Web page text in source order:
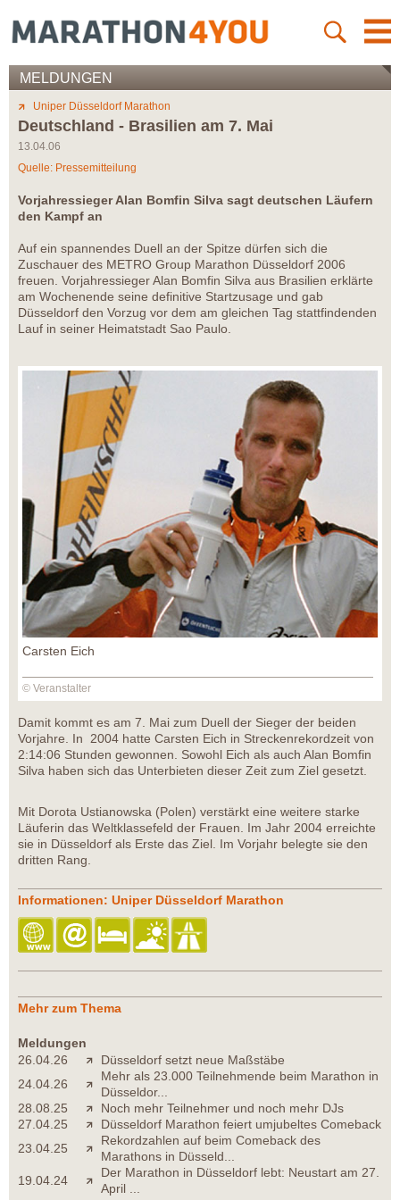
MELDUNGEN
Uniper Düsseldorf Marathon
Deutschland - Brasilien am 7. Mai
13.04.06
Quelle: Pressemitteilung
Vorjahressieger Alan Bomfin Silva sagt deutschen Läufern
den Kampf an
Auf ein spannendes Duell an der Spitze dürfen sich die
Zuschauer des METRO Group Marathon Düsseldorf 2006
freuen. Vorjahressieger Alan Bomfin Silva aus Brasilien erklärte
am Wochenende seine definitive Startzusage und gab
Düsseldorf den Vorzug vor dem am gleichen Tag stattfindenden
Lauf in seiner Heimatstadt Sao Paulo.
Carsten Eich
© Veranstalter
Damit kommt es am 7. Mai zum Duell der Sieger der beiden
Vorjahre. In 2004 hatte Carsten Eich in Streckenrekordzeit von
2:14:06 Stunden gewonnen. Sowohl Eich als auch Alan Bomfin
Silva haben sich das Unterbieten dieser Zeit zum Ziel gesetzt.
Mit Dorota Ustianowska (Polen) verstärkt eine weitere starke
Läuferin das Weltklassefeld der Frauen. Im Jahr 2004 erreichte
sie in Düsseldorf als Erste das Ziel. Im Vorjahr belegte sie den
dritten Rang.
Informationen: Uniper Düsseldorf Marathon
Mehr zum Thema
Meldungen
26.04.26
Düsseldorf setzt neue Maßstäbe
24.04.26
Mehr als 23.000 Teilnehmende beim Marathon in
Düsseldor...
28.08.25
Noch mehr Teilnehmer und noch mehr DJs
27.04.25
Düsseldorf Marathon feiert umjubeltes Comeback
23.04.25
Rekordzahlen auf beim Comeback des
Marathons in Düsseld...
19.04.24
Der Marathon in Düsseldorf lebt: Neustart am 27.
April ...